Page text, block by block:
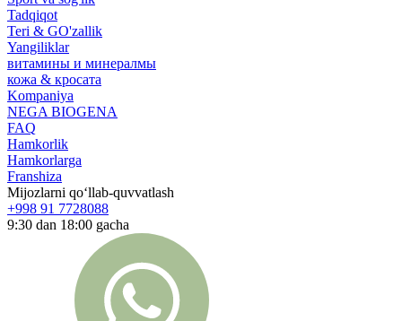
Tadqiqot
Teri & GO'zallik
Yangiliklar
витамины и минералмы
кожа & кросата
Kompaniya
NEGA BIOGENA
FAQ
Hamkorlik
Hamkorlarga
Franshiza
Mijozlarni qo‘llab-quvvatlash
+998 91 7728088
9:30 dan 18:00 gacha